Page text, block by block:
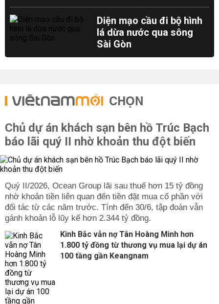
Diện mạo cầu đi bộ hình
lá dừa nước qua sông
Sài Gòn
CHỌN
Chủ dự án khách sạn bên hồ Trúc Bạch
báo lãi quý II nhờ khoản thu đột biến
Quý II/2026, Ocean Group lãi sau thuế hơn 15 tỷ đồng
nhờ khoản tiền liên quan đến tiền đặt mua cổ phần với
đối tác từ các năm trước. Tính đến 30/6, tập đoàn vẫn
gánh khoản lỗ lũy kế hơn 2.344 tỷ đồng.
Kinh Bắc vẫn nợ Tân Hoàng Minh hơn
1.800 tỷ đồng từ thương vụ mua lại dự án
100 tầng gần Keangnam